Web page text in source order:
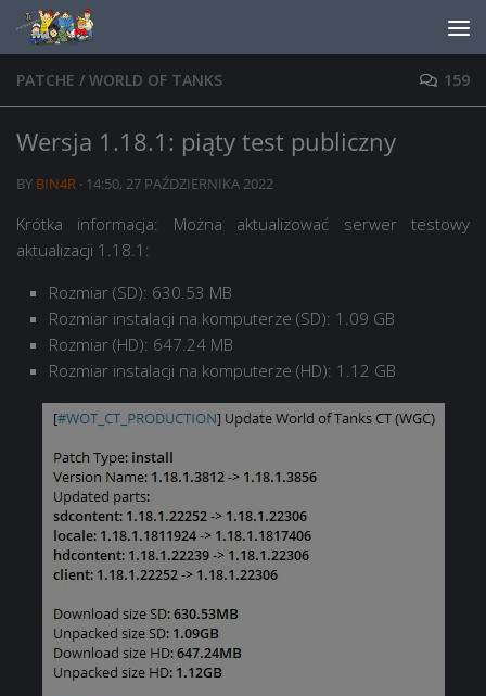
Skip to content
PATCHE / WORLD OF TANKS 159
Wersja 1.18.1: piąty test publiczny
BY BIN4R · 14:50, 27 PAŹDZIERNIKA 2022
Krótka informacja: Można aktualizować serwer testowy
aktualizacji 1.18.1:
Rozmiar (SD): 630.53 MB
Rozmiar instalacji na komputerze (SD): 1.09 GB
Rozmiar (HD): 647.24 MB
Rozmiar instalacji na komputerze (HD): 1.12 GB